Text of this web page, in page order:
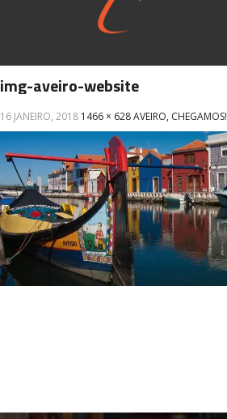
img-aveiro-website
16 JANEIRO, 2018 1466 × 628AVEIRO, CHEGAMOS!